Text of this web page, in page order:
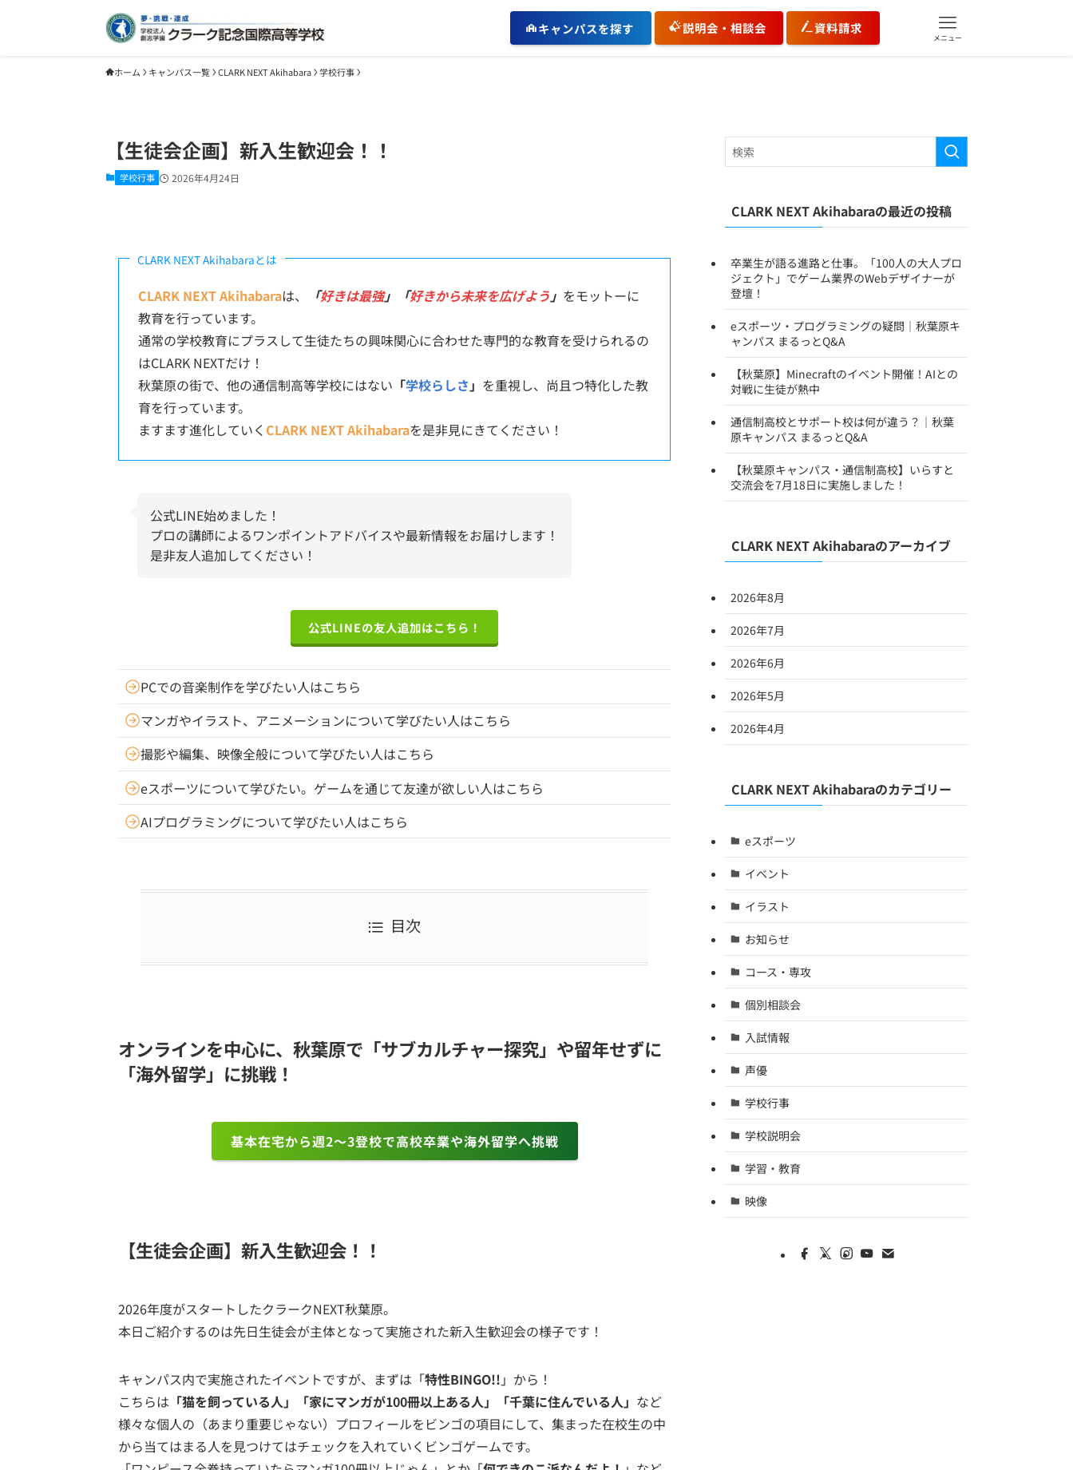
キャンパスを探す 説明会・相談会 資料請求
メニュー
ホーム キャンパス一覧 CLARK NEXT Akihabara 学校行事
【生徒会企画】新入生歓迎会！！
学校行事 2026年4月24日
CLARK NEXT Akihabaraとは
CLARK NEXT Akihabaraは、 「好きは最強」「好きから未来を広げよう 」 をモットーに
教育を行っています。
通常の学校教育にプラスして生徒たちの興味関心に合わせた専門的な教育を受けられるの
はCLARK NEXTだけ！
秋葉原の街で、他の通信制高等学校にはない 「学校らしさ 」 を重視し、尚且つ特化した教
育を行っています。
ますます進化していく CLARK NEXT Akihabaraを是非見にきてください！
公式LINE始めました！
プロの講師によるワンポイントアドバイスや最新情報をお届けします！
是非友人追加してください！
公式LINEの友人追加はこちら！
PCでの音楽制作を学びたい人はこちら
マンガやイラスト、アニメーションについて学びたい人はこちら
撮影や編集、映像全般について学びたい人はこちら
eスポーツについて学びたい。ゲームを通じて友達が欲しい人はこちら
AIプログラミングについて学びたい人はこちら
目次
オンラインを中心に、秋葉原で「サブカルチャー探究」や留年せずに
「海外留学」に挑戦！
基本在宅から週2～3登校で高校卒業や海外留学へ挑戦
【生徒会企画】新入生歓迎会！！
2026年度がスタートしたクラークNEXT秋葉原。
本日ご紹介するのは先日生徒会が主体となって実施された新入生歓迎会の様子です！
キャンパス内で実施されたイベントですが、まずは「特性BINGO!! 」から！
こちらは 「猫を飼っている人」「家にマンガが100冊以上ある人」「千葉に住んでいる人」 など
様々な個人の（あまり重要じゃない）プロフィールをビンゴの項目にして、集まった在校生の中
から当てはまる人を見つけてはチェックを入れていくビンゴゲームです。
CLARK NEXT Akihabaraの最近の投稿
卒業生が語る進路と仕事。「100人の大人プロ
ジェクト」でゲーム業界のWebデザイナーが
登壇！
eスポーツ・プログラミングの疑問｜秋葉原キ
ャンパス まるっとQ&A
【秋葉原】Minecraftのイベント開催！AIとの
対戦に生徒が熱中
通信制高校とサポート校は何が違う？｜秋葉
原キャンパス まるっとQ&A
【秋葉原キャンパス・通信制高校】いらすと
交流会を7月18日に実施しました！
CLARK NEXT Akihabaraのアーカイブ
2026年8月
2026年7月
2026年6月
2026年5月
2026年4月
CLARK NEXT Akihabaraのカテゴリー
eスポーツ
イベント
イラスト
お知らせ
コース・専攻
個別相談会
入試情報
声優
学校行事
学校説明会
学習・教育
映像